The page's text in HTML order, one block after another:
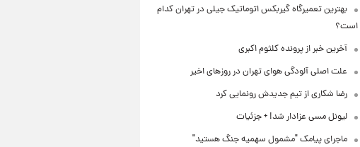
بهترین تعمیرگاه گیربکس اتوماتیک جیلی در تهران کدام
است؟
آخرین خبر از پرونده کلثوم اکبری
علت اصلی آلودگی هوای تهران در روزهای اخیر
رضا شکاری از تیم جدیدش رونمایی کرد
لیونل مسی عزادار شد! + جزئیات
ماجرای پیامک "مشمول سهمیه جنگ هستید"